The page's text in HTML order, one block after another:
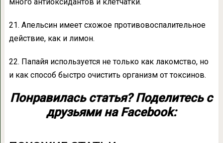
21. Апельсин имеет схожое противовоспалительное
действие, как и лимон.
22. Папайя используется не только как лакомство, но
и как способ быстро очистить организм от токсинов.
Понравилась статья? Поделитесь с
друзьями на Facebook: